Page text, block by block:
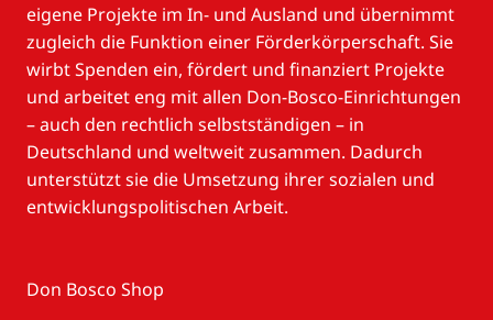
eigene Projekte im In- und Ausland und übernimmt
zugleich die Funktion einer Förderkörperschaft. Sie
wirbt Spenden ein, fördert und finanziert Projekte
und arbeitet eng mit allen Don-Bosco-Einrichtungen
– auch den rechtlich selbstständigen – in
Deutschland und weltweit zusammen. Dadurch
unterstützt sie die Umsetzung ihrer sozialen und
entwicklungspolitischen Arbeit.
Don Bosco Shop